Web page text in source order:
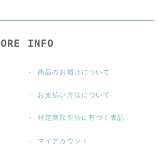
INFO
商品のお届けについて
お支払い方法について
特定商取引法に基づく表記
マイアカウント